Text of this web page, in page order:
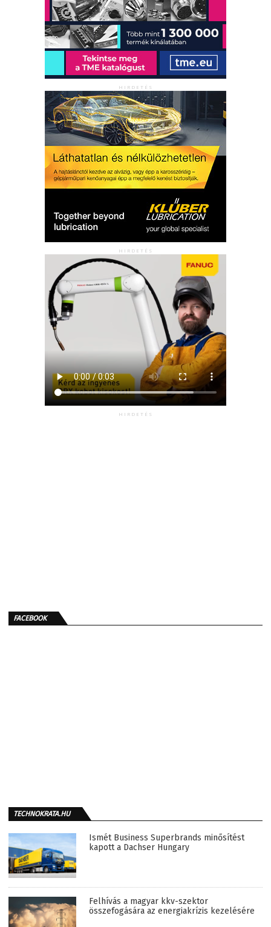
HIRDETÉS
HIRDETÉS
HIRDETÉS
FACEBOOK
TECHNOKRATA.HU
Ismét Business Superbrands minősítést
kapott a Dachser Hungary
Felhívás a magyar kkv-szektor
összefogására az energiakrízis kezelésére